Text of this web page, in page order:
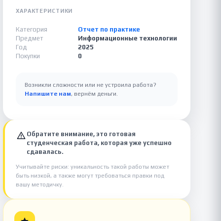
ХАРАКТЕРИСТИКИ
Категория
Отчет по практике
Предмет
Информационные технологии
Год
2025
Покупки
0
Возникли сложности или не устроила работа?
Напишите нам, вернём деньги.
Обратите внимание, это готовая
студенческая работа, которая уже успешно
сдавалась.
Учитывайте риски: уникальность такой работы может
быть низкой, а также могут требоваться правки под
вашу методичку.